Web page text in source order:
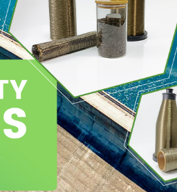
Cas